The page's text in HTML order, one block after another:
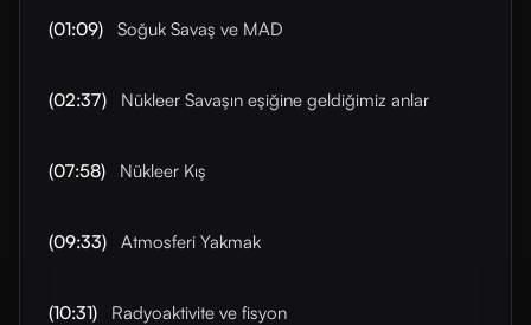
(01:09) Soğuk Savaş ve MAD
(02:37) Nükleer Savaşın eşiğine geldiğimiz anlar
(07:58) Nükleer Kış
(09:33) Atmosferi Yakmak
(10:31) Radyoaktivite ve fisyon